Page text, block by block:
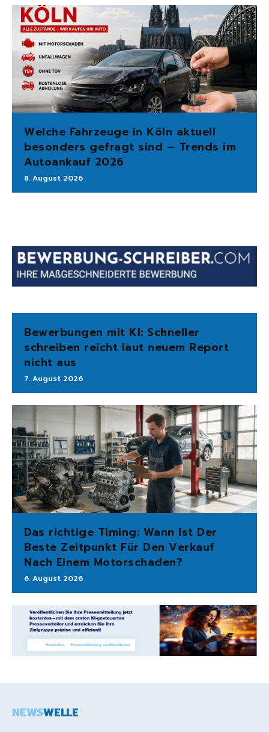
Welche Fahrzeuge in Köln aktuell
besonders gefragt sind – Trends im
Autoankauf 2026
8. August 2026
Bewerbungen mit KI: Schneller
schreiben reicht laut neuem Report
nicht aus
7. August 2026
Das richtige Timing: Wann Ist Der
Beste Zeitpunkt Für Den Verkauf
Nach Einem Motorschaden?
6. August 2026
NEWSWELLE